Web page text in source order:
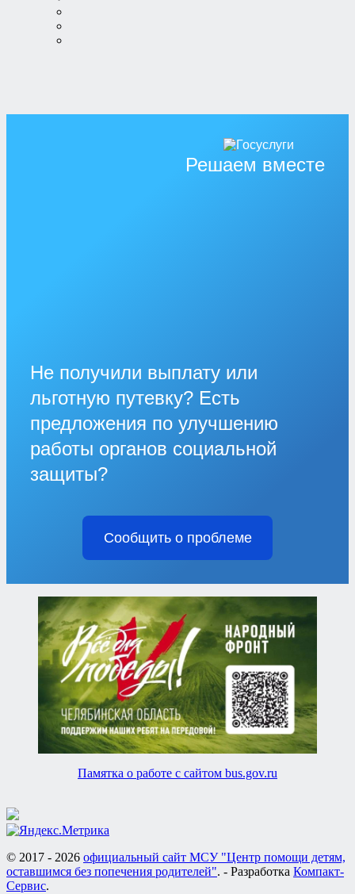
Решаем вместе
Не получили выплату или
льготную путевку? Есть
предложения по улучшению
работы органов социальной
защиты?
Сообщить о проблеме
Памятка о работе с сайтом bus.gov.ru
© 2017 - 2026 официальный сайт МСУ "Центр помощи детям,
оставшимся без попечения родителей". - Разработка Компакт-
Сервис.